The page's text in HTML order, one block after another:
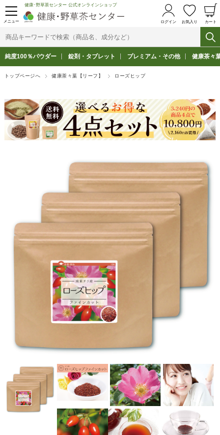
メニュー
健康･野草茶センター 公式オンラインショップ
ログイン お気入り カート
純度100％パウダー 錠剤・タブレット プレミアム・その他 健康茶々
トップページへ 健康茶々葉【リーフ】 ローズヒップ